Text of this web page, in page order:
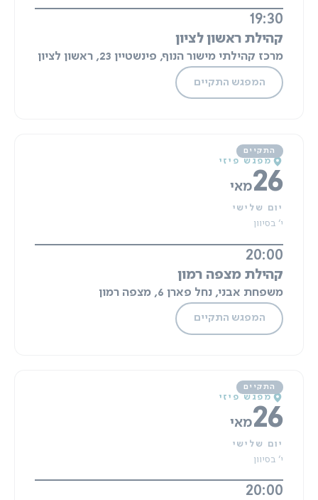
19:30
קהילת ראשון לציון
מרכז קהילתי מישור הנוף, פינשטיין 23, ראשון לציון
המפגש התקיים
מפגש פיזי
26מאי
יום שלישי
י' בסיוון
20:00
קהילת מצפה רמון
משפחת אבני, נחל פארן 6, מצפה רמון
המפגש התקיים
מפגש פיזי
26מאי
יום שלישי
י' בסיוון
20:00